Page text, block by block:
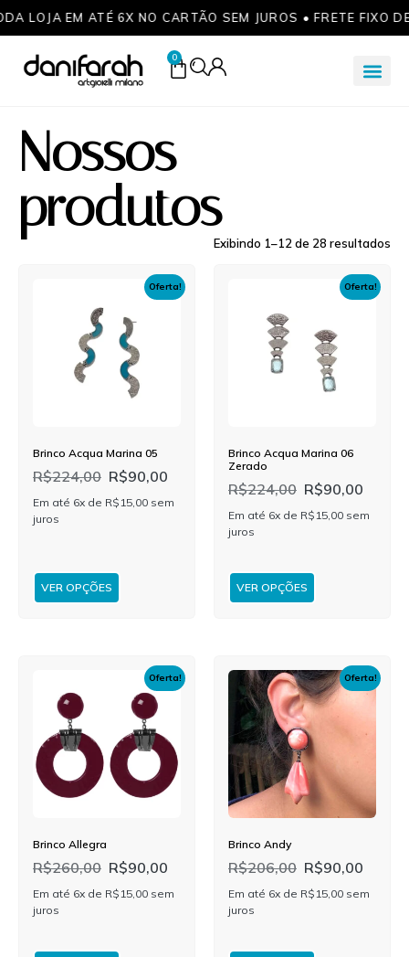
LOJA EM ATÉ 6X NO CARTÃO SEM JUROS • FRETE FIXO
0
Nossos
produtos
Exibindo 1–12 de 28 resultados
Oferta!
Brinco Acqua Marina 05
R$224,00 R$90,00
Em até 6x de R$ 15,00 sem
juros
VER OPÇÕES
Oferta!
Brinco Acqua Marina 06
Zerado
R$224,00 R$90,00
Em até 6x de R$ 15,00 sem
juros
VER OPÇÕES
Oferta!
Brinco Allegra
R$260,00 R$90,00
Em até 6x de R$ 15,00 sem
juros
Oferta!
Brinco Andy
R$206,00 R$90,00
Em até 6x de R$ 15,00 sem
juros